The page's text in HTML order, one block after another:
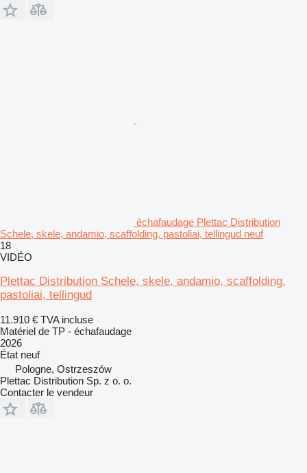
échafaudage Plettac Distribution
Schele, skele, andamio, scaffolding, pastoliai, tellingud neuf
18
VIDÉO
Plettac Distribution Schele, skele, andamio, scaffolding,
pastoliai, tellingud
11.910 € TVA incluse
Matériel de TP - échafaudage
2026
État neuf
Pologne, Ostrzeszów
Plettac Distribution Sp. z o. o.
Contacter le vendeur